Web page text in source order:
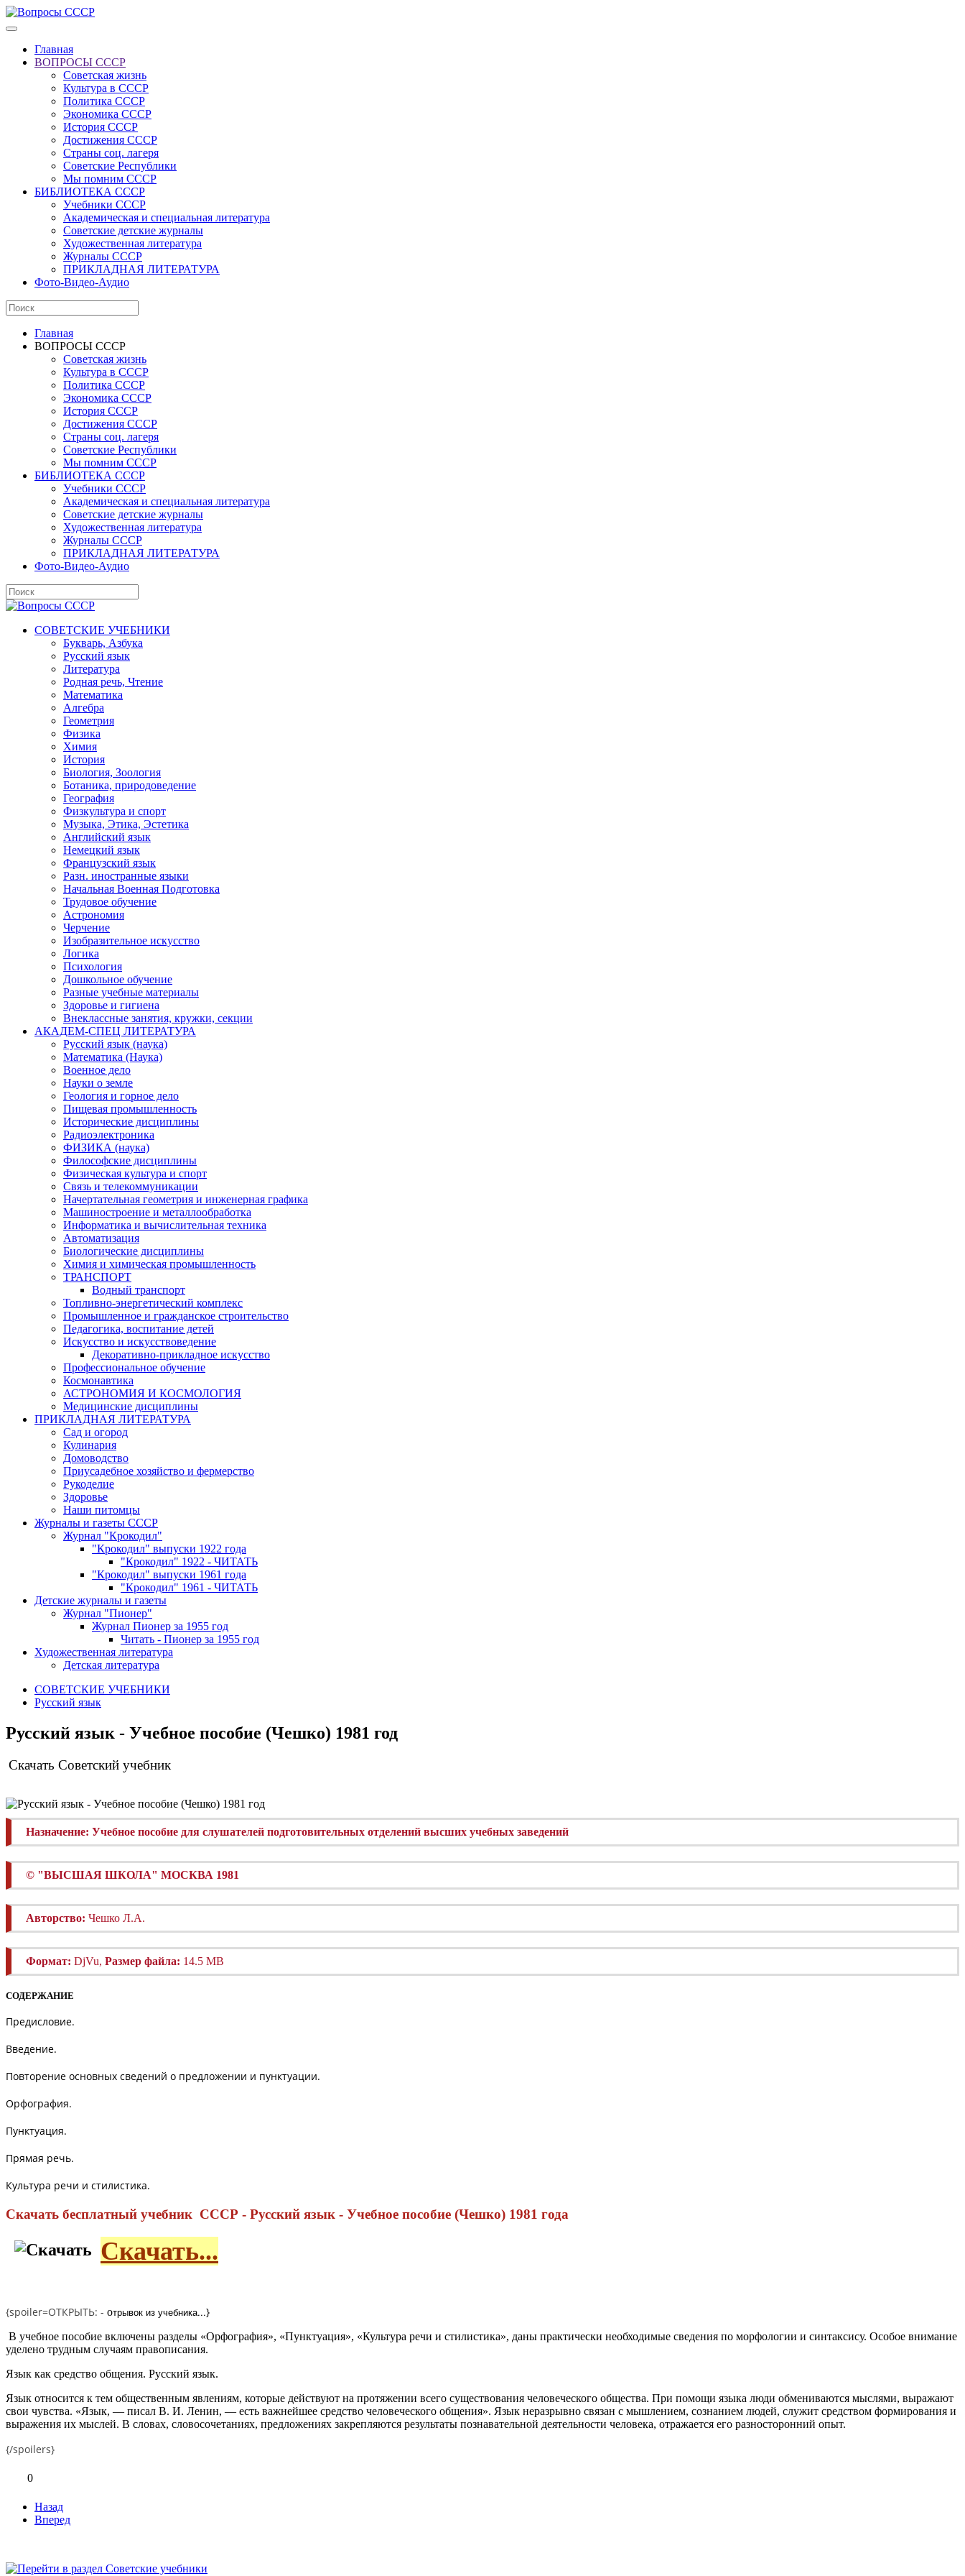
Главная
ВОПРОСЫ СССР
Советская жизнь
Культура в СССР
Политика СССР
Экономика СССР
История СССР
Достижения СССР
Страны соц. лагеря
Советские Республики
Мы помним СССР
БИБЛИОТЕКА СССР
Учебники СССР
Академическая и специальная литература
Советские детские журналы
Художественная литература
Журналы СССР
ПРИКЛАДНАЯ ЛИТЕРАТУРА
Фото-Видео-Аудио
Главная
ВОПРОСЫ СССР
Советская жизнь
Культура в СССР
Политика СССР
Экономика СССР
История СССР
Достижения СССР
Страны соц. лагеря
Советские Республики
Мы помним СССР
БИБЛИОТЕКА СССР
Учебники СССР
Академическая и специальная литература
Советские детские журналы
Художественная литература
Журналы СССР
ПРИКЛАДНАЯ ЛИТЕРАТУРА
Фото-Видео-Аудио
СОВЕТСКИЕ УЧЕБНИКИ
Букварь, Азбука
Русский язык
Литература
Родная речь, Чтение
Математика
Алгебра
Геометрия
Физика
Химия
История
Биология, Зоология
Ботаника, природоведение
География
Физкультура и спорт
Музыка, Этика, Эстетика
Английский язык
Немецкий язык
Французский язык
Разн. иностранные языки
Начальная Военная Подготовка
Трудовое обучение
Астрономия
Черчение
Изобразительное искусство
Логика
Психология
Дошкольное обучение
Разные учебные материалы
Здоровье и гигиена
Внеклассные занятия, кружки, секции
АКАДЕМ-СПЕЦ ЛИТЕРАТУРА
Русский язык (наука)
Математика (Наука)
Военное дело
Науки о земле
Геология и горное дело
Пищевая промышленность
Исторические дисциплины
Радиоэлектроника
ФИЗИКА (наука)
Философские дисциплины
Физическая культура и спорт
Связь и телекоммуникации
Начертательная геометрия и инженерная графика
Машиностроение и металлообработка
Информатика и вычислительная техника
Автоматизация
Биологические дисциплины
Химия и химическая промышленность
ТРАНСПОРТ
Водный транспорт
Топливно-энергетический комплекс
Промышленное и гражданское строительство
Педагогика, воспитание детей
Искусство и искусствоведение
Декоративно-прикладное искусство
Профессиональное обучение
Космонавтика
АСТРОНОМИЯ И КОСМОЛОГИЯ
Медицинские дисциплины
ПРИКЛАДНАЯ ЛИТЕРАТУРА
Сад и огород
Кулинария
Домоводство
Приусадебное хозяйство и фермерство
Рукоделие
Здоровье
Наши питомцы
Журналы и газеты СССР
Журнал "Крокодил"
"Крокодил" выпуски 1922 года
"Крокодил" 1922 - ЧИТАТЬ
"Крокодил" выпуски 1961 года
"Крокодил" 1961 - ЧИТАТЬ
Детские журналы и газеты
Журнал "Пионер"
Журнал Пионер за 1955 год
Читать - Пионер за 1955 год
Художественная литература
Детская литература
СОВЕТСКИЕ УЧЕБНИКИ
Русский язык
Русский язык - Учебное пособие (Чешко) 1981 год
Скачать Советский учебник
Назначение: Учебное пособие для слушателей подготовительных отделений высших учебных заведений
© "ВЫСШАЯ ШКОЛА" МОСКВА 1981
Авторство: Чешко Л.А.
Формат: DjVu, Размер файла: 14.5 MB
СОДЕРЖАНИЕ
Предисловие.
Введение.
Повторение основных сведений о предложении и пунктуации.
Орфография.
Пунктуация.
Прямая речь.
Культура речи и стилистика.
Скачать бесплатный учебник СССР - Русский язык - Учебное пособие (Чешко) 1981 года
Скачать...
{spoiler=ОТКРЫТЬ: - отрывок из учебника...}
В учебное пособие включены разделы «Орфография», «Пунктуация», «Культура речи и стилистика», даны практически необходимые сведения по морфологии и синтаксису. Особое внимание
уделено трудным случаям правописания.
Язык как средство общения. Русский язык.
Язык относится к тем общественным явлениям, которые действуют на протяжении всего существования человеческого общества. При помощи языка люди обмениваются мыслями, выражают
свои чувства. «Язык, — писал В. И. Ленин, — есть важнейшее средство человеческого общения». Язык неразрывно связан с мышлением, сознанием людей, служит средством формирования и
выражения их мыслей. В словах, словосочетаниях, предложениях закрепляются результаты познавательной деятельности человека, отражается его разносторонний опыт.
{/spoilers}
0
Назад
Вперед